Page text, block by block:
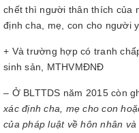
chết thì người thân thích của
định cha, mẹ, con cho người
+ Và trường hợp có tranh
sinh sản, MTHVMĐNĐ
– Ở BLTTDS năm 2015 còn
xác định cha, mẹ cho con
của pháp luật về hôn nhân và